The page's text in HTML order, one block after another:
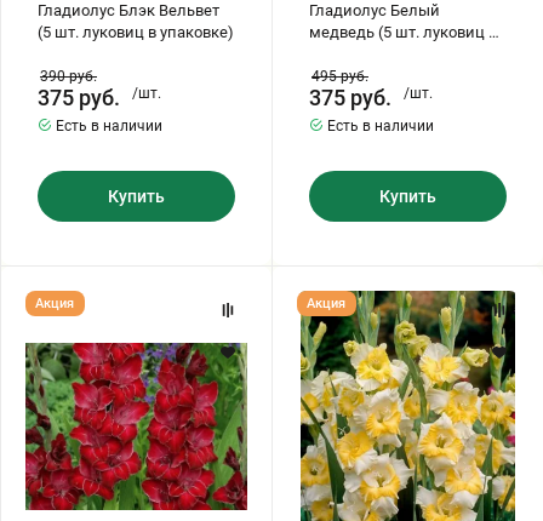
Гладиолус Блэк Вельвет
(5 шт. луковиц в упаковке)
390руб.
375 руб.
/шт.
Есть в наличии
Купить
Гладиолус Белый
медведь (5 шт. луковиц в
495руб.
375 руб.
/шт.
Есть в наличии
Купить
Гладиолус
Баккара
шт.
луковиц
в
упаковке)
Акция
Гладиолус
Багги
(5
шт.
луковиц
в
упаковке)
Акция